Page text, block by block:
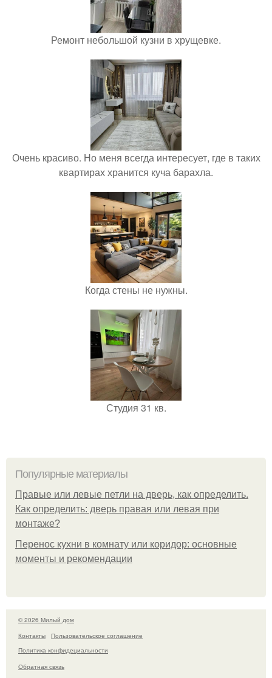
Ремонт небольшой кузни в хрущевке.
Очень красиво. Но меня всегда интересует, где в таких
квартирах хранится куча барахла.
Когда стены не нужны.
Студия 31 кв.
Популярные материалы
Правые или левые петли на дверь, как определить.
Как определить: дверь правая или левая при
монтаже?
Перенос кухни в комнату или коридор: основные
моменты и рекомендации
© 2026 Милый дом
Контакты
Пользовательское соглашение
Политика конфидециальности
Обратная связь